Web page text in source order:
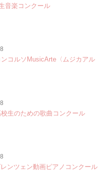
音楽コンクール
コルソMusicArte〈ムジカアル
生のための歌曲コンクール
ンツェン動画ピアノコンクール